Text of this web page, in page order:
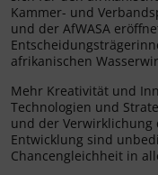
Kammer- und
und der AfWASA
afrikanischen
Mehr Kreativität und
Technologien und
und der Verwirklichung
Entwicklung sind
Chancengleichheit in